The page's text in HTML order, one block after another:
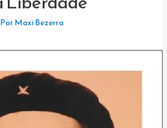
Maxi Bezerra